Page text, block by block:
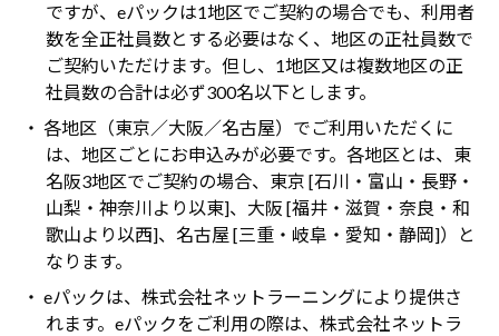
ですが、eパックは1地区でご契約の場合でも、利用者
数を全正社員数とする必要はなく、地区の正社員数で
ご契約いただけます。但し、1地区又は複数地区の正
社員数の合計は必ず300名以下とします。
・ 各地区（東京／大阪／名古屋）でご利用いただくに
は、地区ごとにお申込みが必要です。各地区とは、東
名阪3地区でご契約の場合、東京 [石川・富山・長野・
山梨・神奈川より以東]、大阪 [福井・滋賀・奈良・和
歌山より以西]、名古屋 [三重・岐阜・愛知・静岡]）と
なります。
・ eパックは、株式会社ネットラーニングにより提供さ
れます。eパックをご利用の際は、株式会社ネットラ